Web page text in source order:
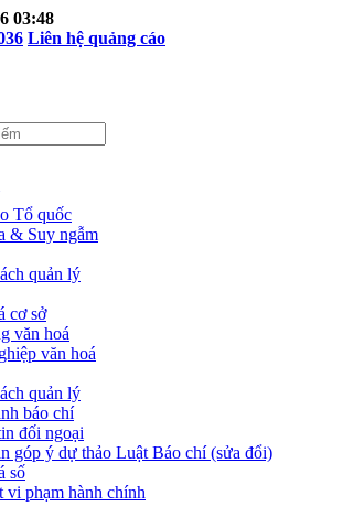
03:48
Liên hệ quảng cáo
Tổ quốc
& Suy ngẫm
quản lý
cơ sở
văn hoá
văn hoá
quản lý
báo chí
đối ngoại
góp ý dự thảo Luật Báo chí (sửa đổi)
số
vi phạm hành chính